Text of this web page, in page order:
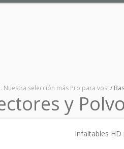
Nuestra selección más Pro para vos! /
y
Infaltables